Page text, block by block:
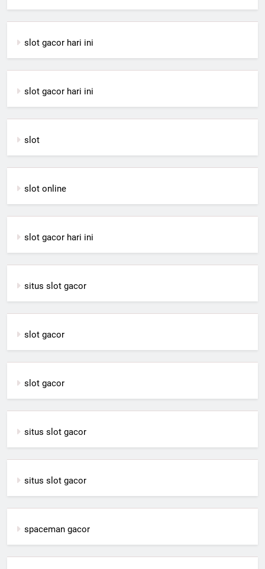
slot gacor hari ini
slot gacor hari ini
slot
slot online
slot gacor hari ini
situs slot gacor
slot gacor
slot gacor
situs slot gacor
situs slot gacor
spaceman gacor